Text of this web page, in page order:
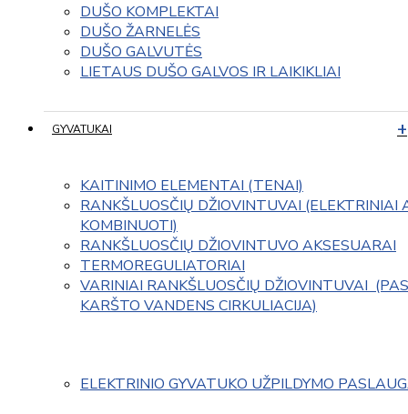
DUŠO KOMPLEKTAI
DUŠO ŽARNELĖS
DUŠO GALVUTĖS
LIETAUS DUŠO GALVOS IR LAIKIKLIAI
GYVATUKAI
KAITINIMO ELEMENTAI (TENAI)
RANKŠLUOSČIŲ DŽIOVINTUVAI (ELEKTRINIAI
KOMBINUOTI)
RANKŠLUOSČIŲ DŽIOVINTUVO AKSESUARAI
TERMOREGULIATORIAI
VARINIAI RANKŠLUOSČIŲ DŽIOVINTUVAI
KARŠTO VANDENS CIRKULIACIJA)
ELEKTRINIO GYVATUKO UŽPILDYMO